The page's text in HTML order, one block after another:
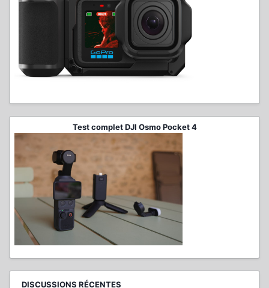
Test complet DJI Osmo Pocket 4
DISCUSSIONS RÉCENTES